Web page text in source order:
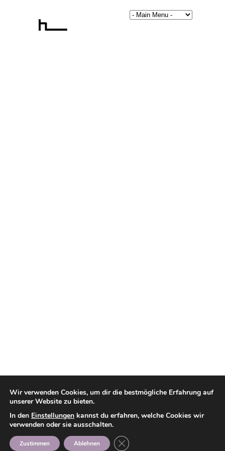
Wir verwenden Cookies, um dir die bestmögliche Erfahrung auf
unserer Website zu bieten.
In den Einstellungen kannst du erfahren, welche Cookies wir
verwenden oder sie ausschalten.
Zustimmen Ablehnen GDPR Cookie-Banner schließen